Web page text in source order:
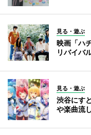
見る・遊ぶ
映画「ハ
リバイバ
見る・遊ぶ
渋谷にす
や楽曲流